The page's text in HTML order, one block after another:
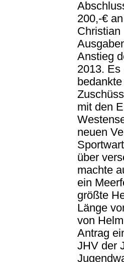
200,-€
Christian
Anstieg
2013. Es
mit den
neuen
über
machte
ein
größte
Länge
von
Antrag
JHV der